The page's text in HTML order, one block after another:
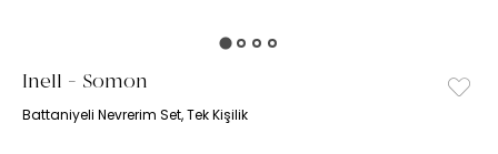
Inell - Somon
Battaniyeli Nevrerim Set, Tek Kişilik